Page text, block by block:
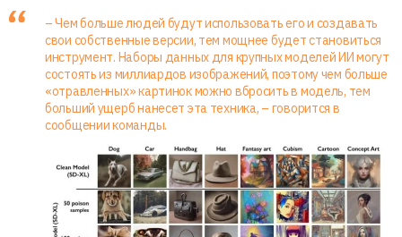
– Чем больше людей будут использовать его и создавать
свои собственные версии, тем мощнее будет становиться
инструмент. Наборы данных для крупных моделей ИИ могут
состоять из миллиардов изображений, поэтому чем больше
«отравленных» картинок можно вбросить в модель, тем
больший ущерб нанесет эта техника, – говорится в
сообщении команды.